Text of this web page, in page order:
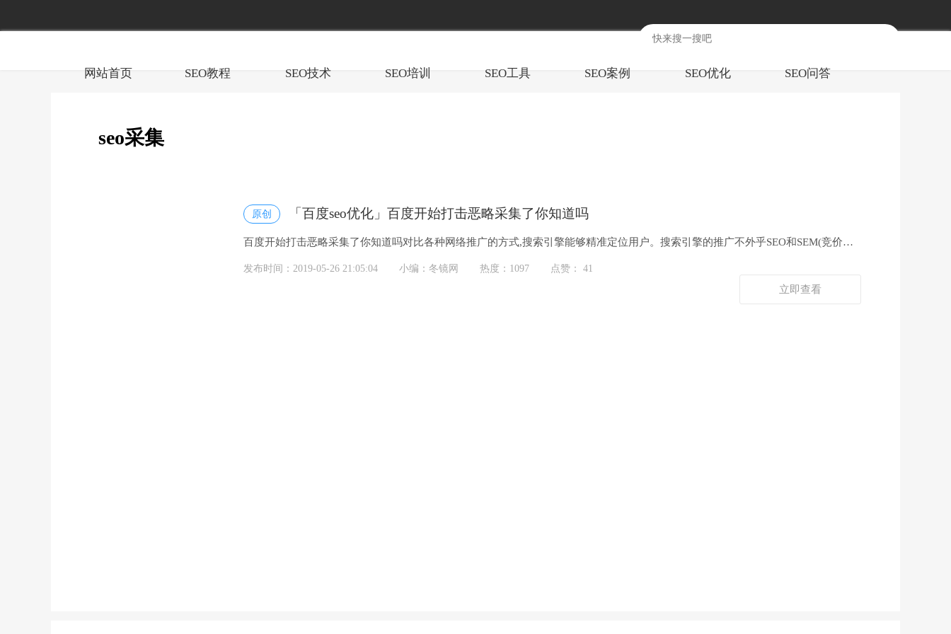
网站首页 SEO教程 SEO技术 SEO培训 SEO工具 SEO案例 SEO优化 SEO问答
seo采集
原创 「百度seo优化」百度开始打击恶略采集了你知道吗
百度开始打击恶略采集了你知道吗对比各种网络推广的方式,搜索引擎能够精准定位用户。搜索引擎的推广不外乎SEO和SEM(竞价广
告),SEM按CP...
发布时间：2019-05-26 21:05:04 小编：冬镜网 热度：1097 点赞： 41
立即查看